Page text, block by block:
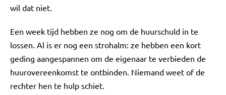
wil dat niet.
Een week tijd hebben ze nog om de huurschuld in te
lossen. Al is er nog een strohalm: ze hebben een kort
geding aangespannen om de eigenaar te verbieden de
huurovereenkomst te ontbinden. Niemand weet of de
rechter hen te hulp schiet.